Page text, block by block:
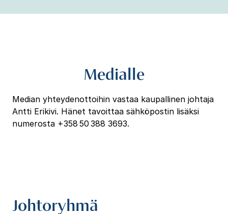
Medialle
Median yhteydenottoihin vastaa kaupallinen johtaja
Antti Erikivi. Hänet tavoittaa sähköpostin lisäksi
numerosta +358 50 388 3693.
Johtoryhmä